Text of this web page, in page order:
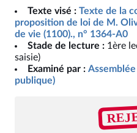
Texte visé : Texte de la
proposition de loi de M.
de vie (1100)., n° 1364-A0
Stade de lecture : 1ère
saisie)
Examiné par :
publique)